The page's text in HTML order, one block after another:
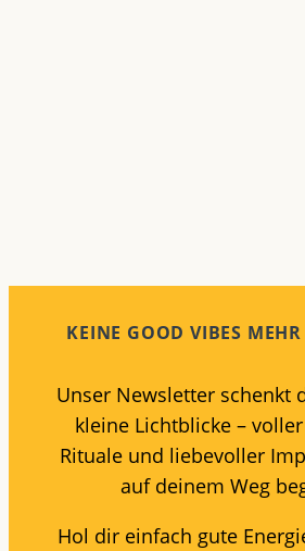
KEINE GOOD VIBES MEHR
Unser Newsletter schenkt
kleine Lichtblicke –
Rituale und liebevoller
auf deinem Weg
Hol dir einfach gute